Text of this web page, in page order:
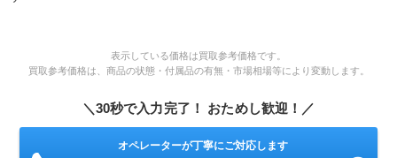
表示している価格は買取参考価格です。
買取参考価格は、商品の状態・付属品の有無・市場相場等により変動します。
＼30秒で入力完了！ おためし歓迎！／
オペレーターが丁寧にご対応します